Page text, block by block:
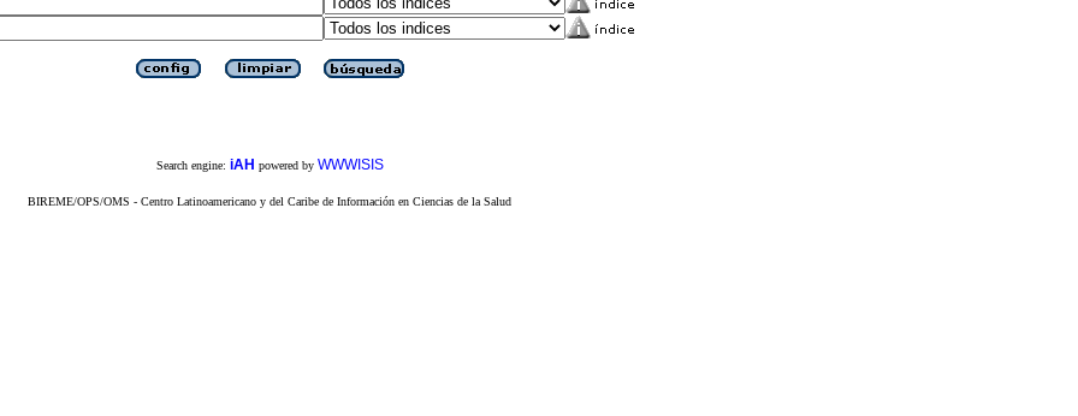
Search engine: iAH powered by WWWISIS
BIREME/OPS/OMS - Centro Latinoamericano y del Caribe de Información en Ciencias de la Salud